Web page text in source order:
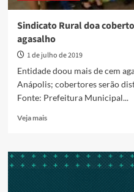
Sindicato Rural doa
agasalho
1 de julho de 2019
Entidade doou mais de cem
Anápolis; cobertores serão
Fonte: Prefeitura Municipal...
Veja maisRead
Sindicato
Rural